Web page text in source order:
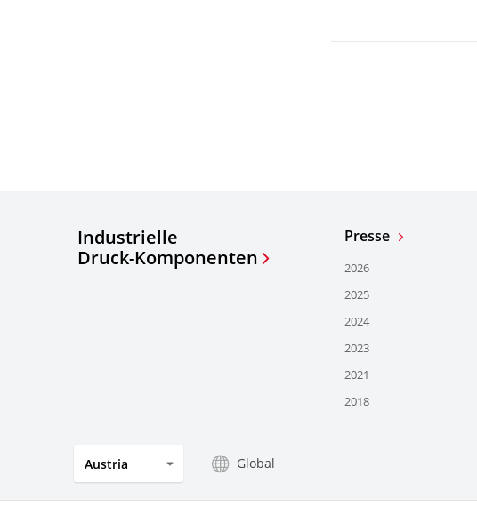
Industrielle
Druck-Komponenten
Presse
2026
2025
2024
2023
2021
2018
Austria Global